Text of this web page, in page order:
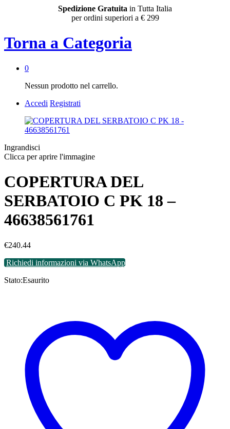
Spedizione Gratuita in Tutta Italia
per ordini superiori a € 299
Torna a Categoria
0
Nessun prodotto nel carrello.
Accedi Registrati
Ingrandisci
Clicca per aprire l'immagine
COPERTURA DEL
SERBATOIO C PK 18 –
46638561761
€240.44
Richiedi informazioni via WhatsApp
Stato:Esaurito